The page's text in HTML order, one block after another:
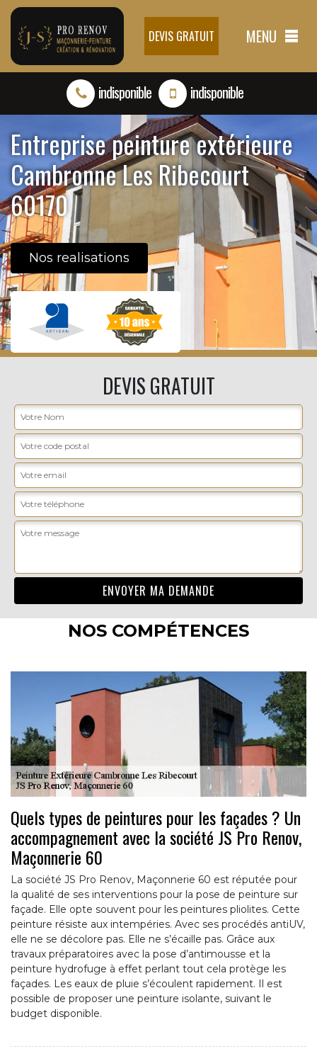
DEVIS GRATUIT MENU
indisponible indisponible
Entreprise peinture extérieure
Cambronne Les Ribecourt
60170
Nos realisations
DEVIS GRATUIT
NOS COMPÉTENCES
Quels types de peintures pour les façades ? Un
accompagnement avec la société JS Pro Renov,
Maçonnerie 60
La société JS Pro Renov, Maçonnerie 60 est réputée pour
la qualité de ses interventions pour la pose de peinture sur
façade. Elle opte souvent pour les peintures pliolites. Cette
peinture résiste aux intempéries. Avec ses procédés antiUV,
elle ne se décolore pas. Elle ne s’écaille pas. Grâce aux
travaux préparatoires avec la pose d’antimousse et la
peinture hydrofuge à effet perlant tout cela protège les
façades. Les eaux de pluie s’écoulent rapidement. Il est
possible de proposer une peinture isolante, suivant le
budget disponible.